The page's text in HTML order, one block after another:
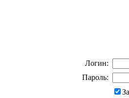
Логин:
Пароль: